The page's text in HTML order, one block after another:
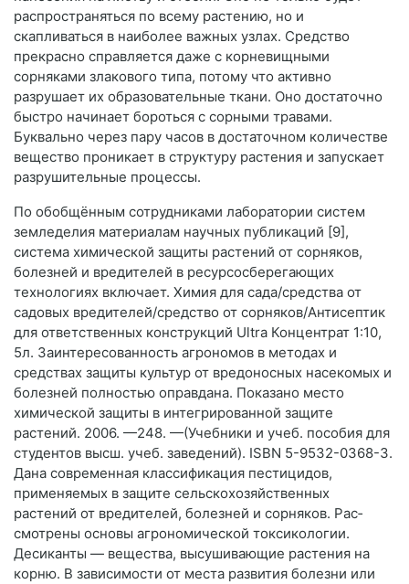
распространяться по всему растению, но и
скапливаться в наиболее важных узлах. Средство
прекрасно справляется даже с корневищными
сорняками злакового типа, потому что активно
разрушает их образовательные ткани. Оно достаточно
быстро начинает бороться с сорными травами.
Буквально через пару часов в достаточном количестве
вещество проникает в структуру растения и запускает
разрушительные процессы.
По обобщённым сотрудниками лаборатории систем
земледелия материалам научных публикаций [9],
система химической защиты растений от сорняков,
болезней и вредителей в ресурсосберегающих
технологиях включает. Химия для сада/средства от
садовых вредителей/средство от сорняков/Антисептик
для ответственных конструкций Ultra Концентрат 1:10,
5л. Заинтересованность агрономов в методах и
средствах защиты культур от вредоносных насекомых и
болезней полностью оправдана. Показано место
химической защиты в интегрированной защите
растений. 2006. —248. —(Учебники и учеб. пособия для
студентов высш. учеб. заведений). ISBN 5-9532-0368-3.
Дана современная классификация пестицидов,
применяемых в защите сельскохозяйственных
растений от вредителей, болезней и сорняков. Рас­
смотрены основы агрономической токсикологии.
Десиканты — вещества, высушивающие растения на
корню. В зависимости от места развития болезни или